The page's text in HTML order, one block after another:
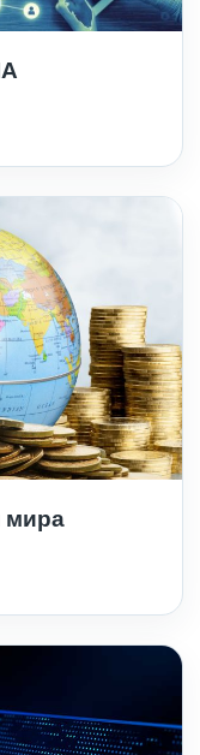
мира